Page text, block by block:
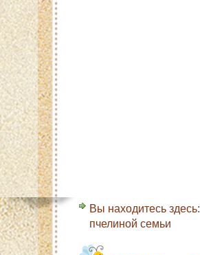
Вы находитесь здесь:
пчелиной семьи